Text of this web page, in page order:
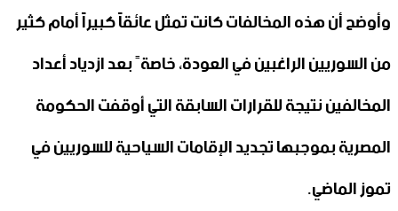
وأوضح أن هذه المخالفات كانت تمثل عائقاً كبيراً أمام كثير
من السوريين الراغبين في العودة، خاصةً بعد ازدياد أعداد
المخالفين نتيجة للقرارات السابقة التي أوقفت الحكومة
المصرية بموجبها تجديد الإقامات السياحية للسوريين في
تموز الماضي.